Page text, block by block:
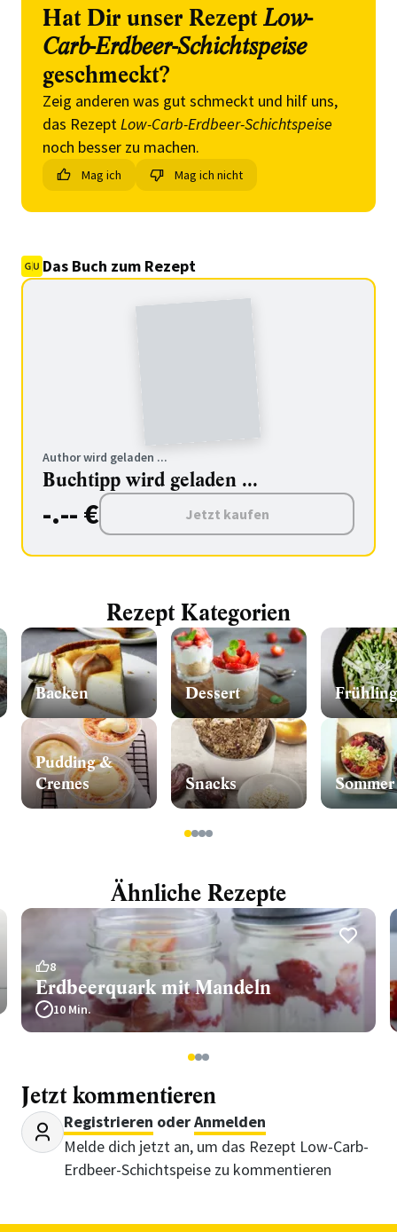
Hat Dir unser Rezept Low-
Carb-Erdbeer-Schichtspeise
geschmeckt?
Zeig anderen was gut schmeckt und hilf uns,
das RezeptLow-Carb-Erdbeer-Schichtspeise
noch besser zu machen.
Mag ich Mag ich nicht
Das Buch zum Rezept
Author wird geladen ...
Buchtipp wird geladen ...
-.-- € Jetzt kaufen
Rezept Kategorien
Backen
Pudding &
Cremes
Dessert
Snacks
Frühling
Sommer
1234
Ähnliche Rezepte
8
Erdbeerquark mit Mandeln
10 Min.
123
Jetzt kommentieren
Registrieren oderAnmelden
Melde dich jetzt an, um das Rezept Low-Carb-
Erdbeer-Schichtspeise zu kommentieren